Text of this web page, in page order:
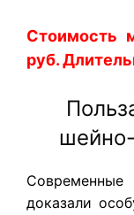
Стоимость
руб.
доказали